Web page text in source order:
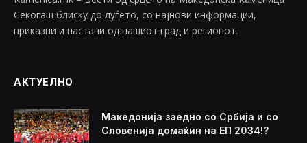
Секогаш блиску до луѓето, со најнови информации,
приказни и настани од нашиот град и регионот.
АКТУЕЛНО
Македонија заедно со Србија и со
Словенија домаќин на ЕП 2034!?